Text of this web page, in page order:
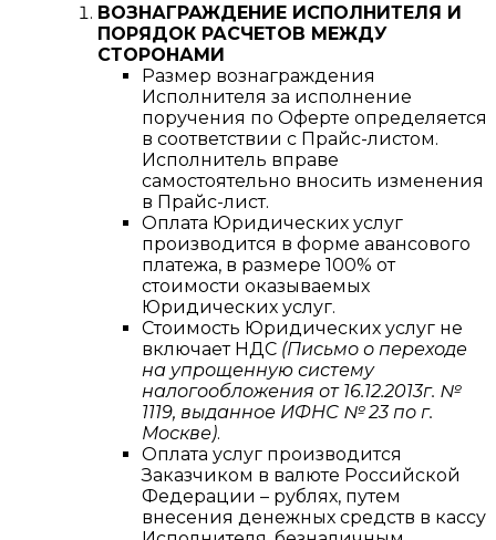
ВОЗНАГРАЖДЕНИЕ ИСПОЛНИТЕЛЯ И
ПОРЯДОК РАСЧЕТОВ МЕЖДУ
СТОРОНАМИ
Размер вознаграждения
Исполнителя за исполнение
поручения по Оферте определяется
в соответствии с Прайс-листом.
Исполнитель вправе
самостоятельно вносить изменения
в Прайс-лист.
Оплата Юридических услуг
производится в форме авансового
платежа, в размере 100% от
стоимости оказываемых
Юридических услуг.
Стоимость Юридических услуг не
включает НДС (Письмо о переходе
на упрощенную систему
налогообложения от 16.12.2013г. №
1119, выданное ИФНС № 23 по г.
Москве).
Оплата услуг производится
Заказчиком в валюте Российской
Федерации – рублях, путем
внесения денежных средств в кассу